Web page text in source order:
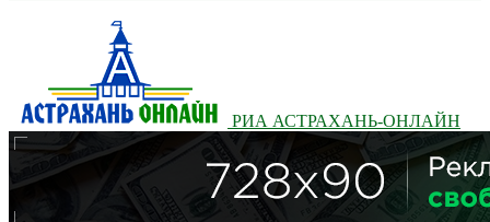
РИА АСТРАХАНЬ-ОНЛАЙН